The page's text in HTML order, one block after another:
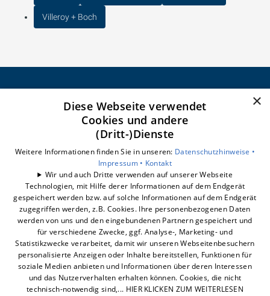
Villeroy + Boch
CELSEO Service GmbH
Datenschutzerklärung
Barrierefreiheitserklärung
Unsere Bereiche
Badberatung
Badrechner
Badsanierung
×
Diese Webseite verwendet
Cookies und andere
(Dritt-)Dienste
Weitere Informationen finden Sie in unseren: Datenschutzhinweise •
Impressum • Kontakt
Wir und auch Dritte verwenden auf unserer Webseite
Technologien, mit Hilfe derer Informationen auf dem Endgerät
gespeichert werden bzw. auf solche Informationen auf dem Endgerät
zugegriffen werden, z.B. Cookies. Ihre personenbezogenen Daten
werden von uns und den eingebundenen Partnern gespeichert und
für verschiedene Zwecke, ggf. Analyse-, Marketing- und
Statistikzwecke verarbeitet, damit wir unseren Webseitenbesuchern
personalisierte Anzeigen oder Inhalte bereitstellen, Funktionen für
soziale Medien anbieten und Informationen über deren Interessen
und das Nutzerverhalten erhalten können. Cookies, die nicht
technisch-notwendig sind,... HIER KLICKEN ZUM WEITERLESEN